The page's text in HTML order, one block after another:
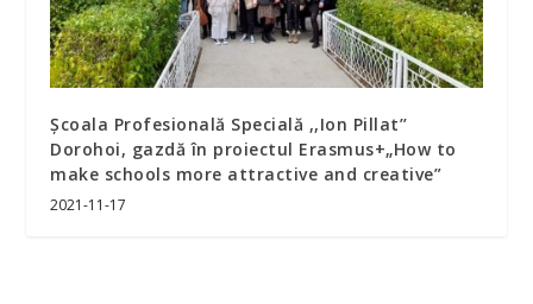
Școala Profesională Specială ,,Ion Pillat’’
Dorohoi, gazdă în proiectul Erasmus+„How to
make schools more attractive and creative”
2021-11-17